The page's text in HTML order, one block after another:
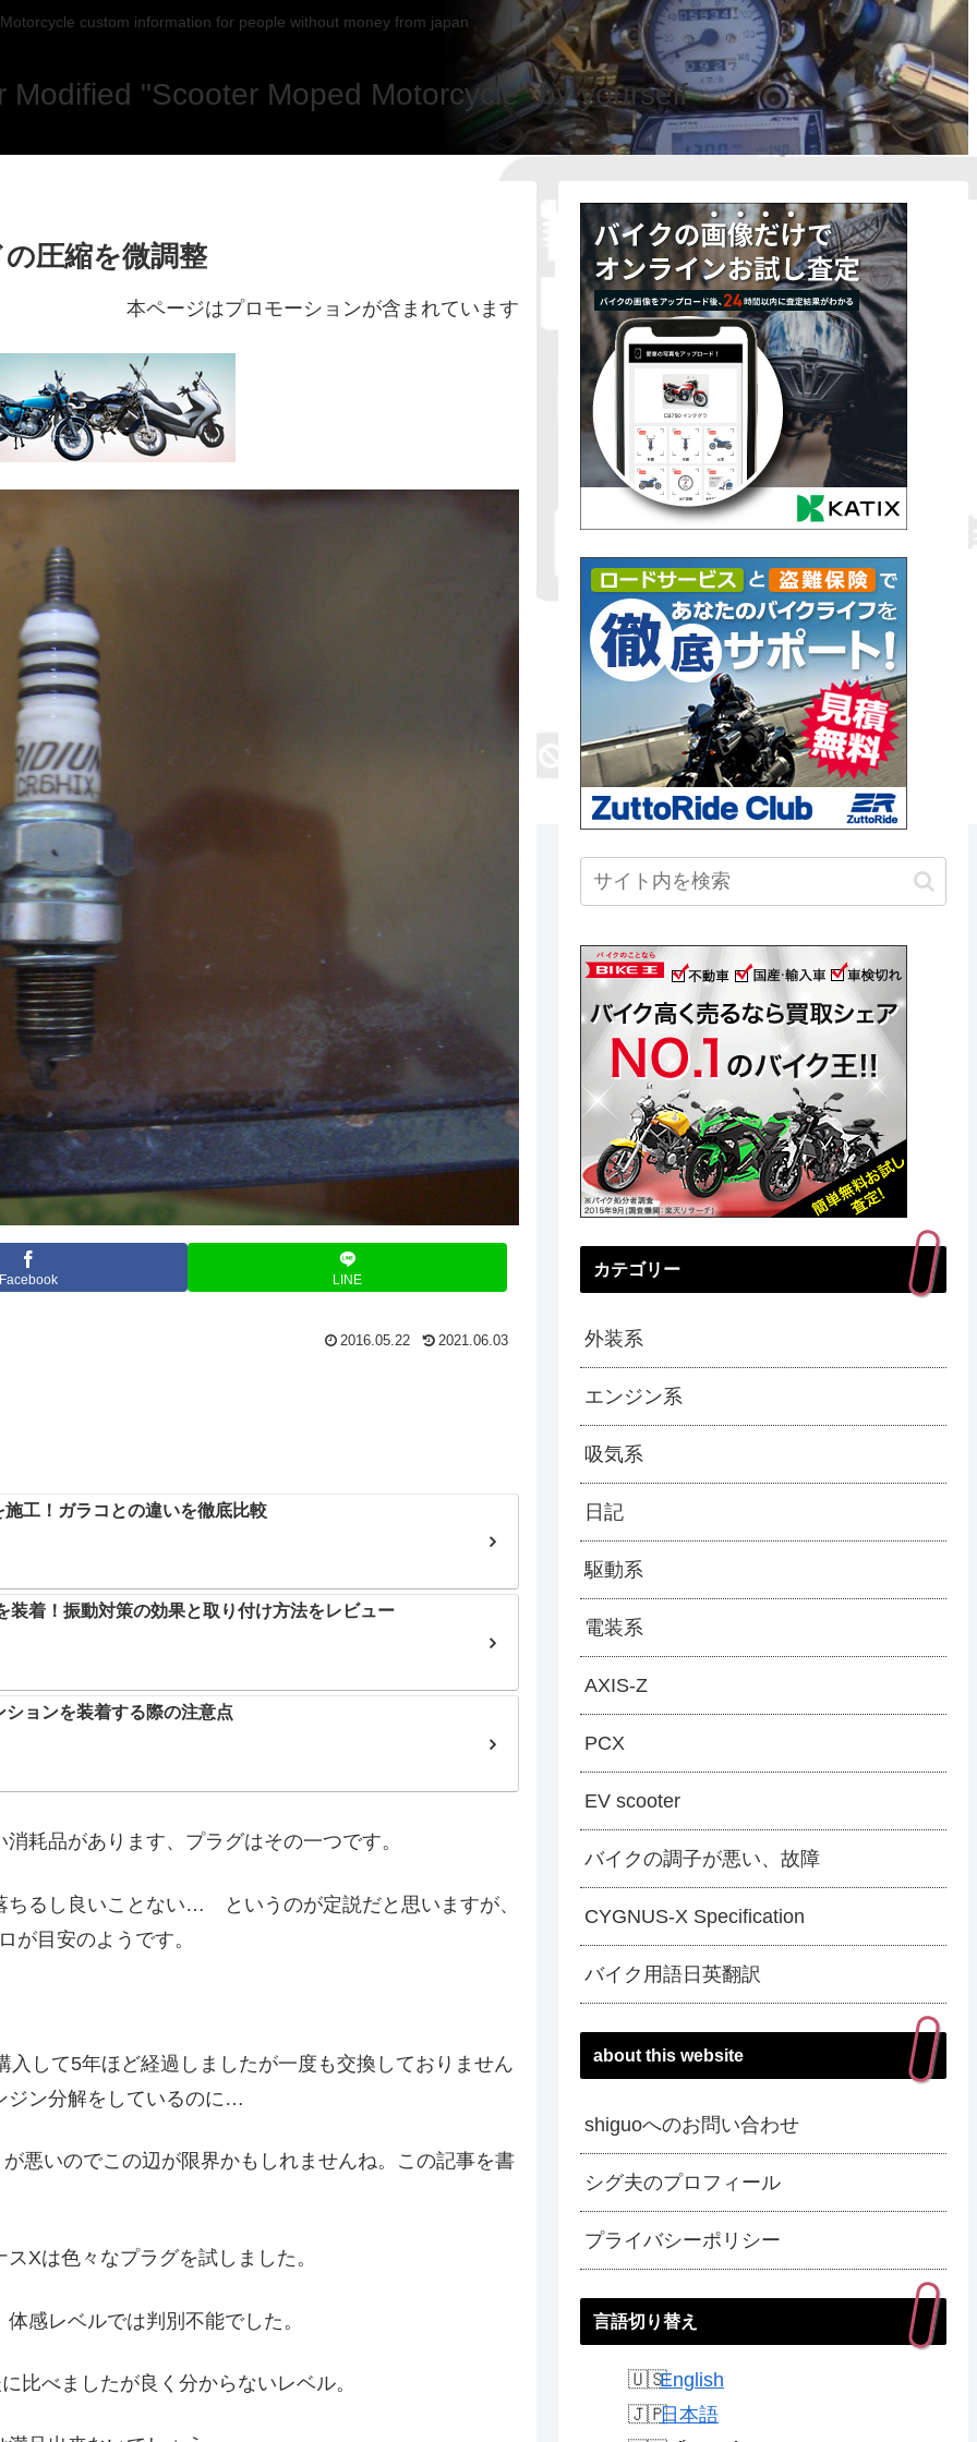
Motorcycle custom information for people without money from japan
Modified "Scooter Moped Motorcycle" by yourself
圧縮を微調整
本ページはプロモーションが含まれています
Facebook LINE
2016.05.22 2021.06.03
工！ガラコとの違いを徹底比較
着！振動対策の効果と取り付け方法をレビュー
ョンを装着する際の注意点
耗品があります、プラグはその一つです。
るし良いことない… というのが定説だと思いますが、
が目安のようです。
して5年ほど経過しましたが一度も交換しておりません
ジン分解をしているのに…
悪いのでこの辺が限界かもしれませんね。この記事を書
Xは色々なプラグを試しました。
感レベルでは判別不能でした。
比べましたが良く分からないレベル。
カテゴリー
外装系
エンジン系
吸気系
日記
駆動系
電装系
AXIS-Z
PCX
EV scooter
バイクの調子が悪い、故障
CYGNUS-X Specification
バイク用語日英翻訳
about this website
shiguoへのお問い合わせ
シグ夫のプロフィール
プライバシーポリシー
言語切り替え
English
日本語